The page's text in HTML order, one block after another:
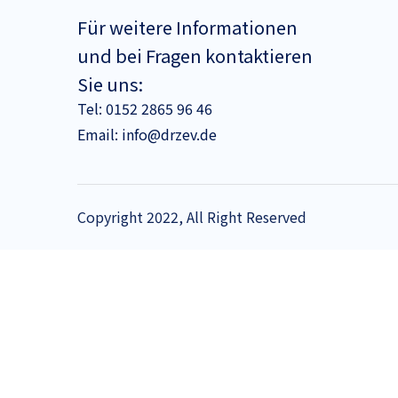
Für weitere Informationen
und bei Fragen kontaktieren
Sie uns:
Tel: 0152 2865 96 46
Email: info@drzev.de
Copyright 2022, All Right Reserved